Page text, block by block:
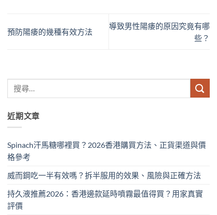
預防陽痿的幾種有效方法
導致男性陽痿的原因究竟有哪
些？
近期文章
Spinach汗馬糖哪裡買？2026香港購買方法、正貨渠道與價
格參考
威而鋼吃一半有效嗎？拆半服用的效果、風險與正確方法
持久液推薦2026：香港邊款延時噴霧最值得買？用家真實
評價